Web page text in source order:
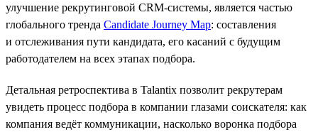
улучшение рекрутинговой CRM-системы, является частью
глобального тренда Candidate Journey Map: составления
и отслеживания пути кандидата, его касаний с будущим
работодателем на всех этапах подбора.
Детальная ретроспектива в Talantix позволит рекрутерам
увидеть процесс подбора в компании глазами соискателя: как
компания ведёт коммуникации, насколько воронка подбора